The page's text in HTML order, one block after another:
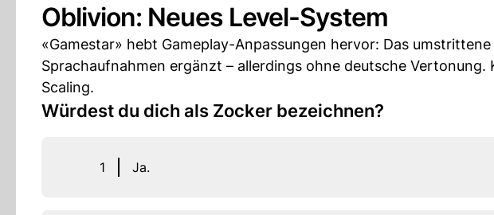
Oblivion: Neues Level-System
«Gamestar» hebt Gameplay-Anpassungen hervor: Das
Sprachaufnahmen ergänzt – allerdings ohne deutsche
Scaling.
Würdest du dich als Zocker bezeichnen?
1 Ja.